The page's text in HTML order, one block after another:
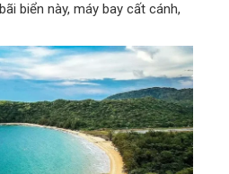
biển này, máy bay cất cánh,